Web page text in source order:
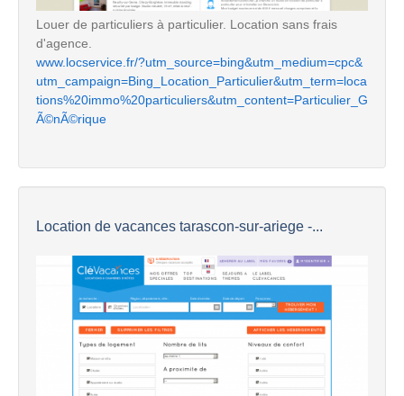
Louer de particuliers à particulier. Location sans frais
d'agence.
www.locservice.fr/?utm_source=bing&utm_medium=cpc&
utm_campaign=Bing_Location_Particulier&utm_term=loca
tions%20immo%20particuliers&utm_content=Particulier_G
Ã©nÃ©rique
Location de vacances tarascon-sur-ariege -...